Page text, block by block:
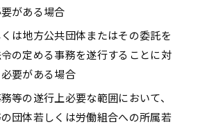
がある場合
は地方公共団体またはその委託を
の定める事務を遂行することに対
要がある場合
等の遂行上必要な範囲において、
団体若しくは労働組合への所属若